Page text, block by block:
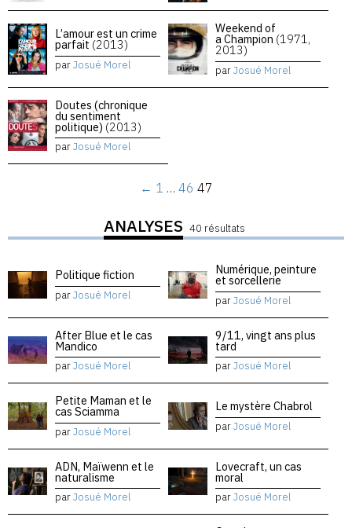
L’amour est un crime
parfait (2013)
parJosué Morel
Weekend of
a Champion (1971,
2013)
parJosué Morel
Doutes (chronique
du sentiment
politique) (2013)
parJosué Morel
← 1 … 46 47
ANALYSES 40 résultats
Politique fiction
parJosué Morel
Numérique, peinture
et sorcellerie
parJosué Morel
After Blue et le cas
Mandico
parJosué Morel
9/11, vingt ans plus
tard
parJosué Morel
Petite Maman et le
cas Sciamma
parJosué Morel
Le mystère Chabrol
parJosué Morel
ADN, Maïwenn et le
naturalisme
parJosué Morel
Lovecraft, un cas
moral
parJosué Morel